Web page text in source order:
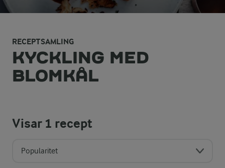
RECEPTSAMLING
KYCKLING MED
BLOMKÅL
Visar1 recept
Popularitet